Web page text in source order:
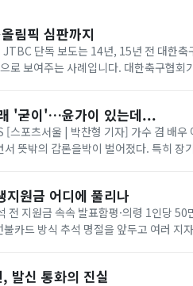
림픽 심판까지
단독 보도는 14년, 15년 전 대한축
로 보여주는 사례입니다. 대한축구협
'굳이'…윤가이 있는데...
스포츠서울 | 박찬형 기자] 가수 겸 배우
뜻밖의 갑론을박이 벌어졌다. 특히 장
원금 어디에 풀리나
지원금 속속 발표함평·의령 1인당 50
카드 방식 추석 명절을 앞두고 여러 지
신 통화의 진실